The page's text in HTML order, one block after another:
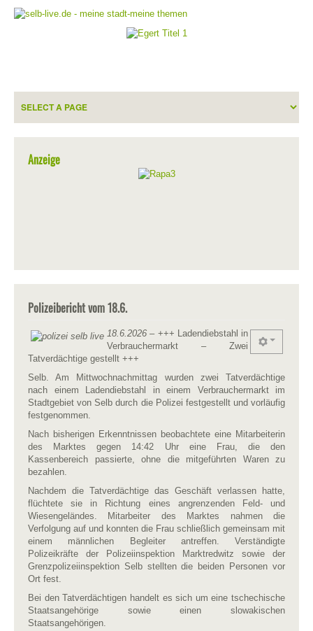
Anzeige
Polizeibericht vom 18.6.
18.6.2026 – +++ Ladendiebstahl in
Verbrauchermarkt – Zwei
Tatverdächtige gestellt +++
Selb. Am Mittwochnachmittag wurden zwei Tatverdächtige
nach einem Ladendiebstahl in einem Verbrauchermarkt im
Stadtgebiet von Selb durch die Polizei festgestellt und vorläufig
festgenommen.
Nach bisherigen Erkenntnissen beobachtete eine Mitarbeiterin
des Marktes gegen 14:42 Uhr eine Frau, die den
Kassenbereich passierte, ohne die mitgeführten Waren zu
bezahlen.
Nachdem die Tatverdächtige das Geschäft verlassen hatte,
flüchtete sie in Richtung eines angrenzenden Feld- und
Wiesengeländes. Mitarbeiter des Marktes nahmen die
Verfolgung auf und konnten die Frau schließlich gemeinsam mit
einem männlichen Begleiter antreffen. Verständigte
Polizeikräfte der Polizeiinspektion Marktredwitz sowie der
Grenzpolizeiinspektion Selb stellten die beiden Personen vor
Ort fest.
Bei den Tatverdächtigen handelt es sich um eine tschechische
Staatsangehörige sowie einen slowakischen
Staatsangehörigen.